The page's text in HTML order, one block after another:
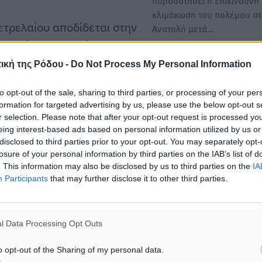
της Ρόδου - Do Not Process My Personal Information
opt-out of the sale, sharing to third parties, or processing of your
for targeted advertising by us, please use the below opt-out
selection. Please note that after your opt-out request is processed
interest-based ads based on personal information utilized by us
to third parties prior to your opt-out. You may separately
of your personal information by third parties on the IAB’s list of
This information may also be disclosed by us to third parties on the
Participants that may further disclose it to other third parties.
Data Processing Opt Outs
opt-out of the Sharing of my personal data.
αποδίδεται στην
καθώς οι
σύγκρουσης στην
παράγοντα στην
κλιμάκωση θα
προμήθειες
επίπεδα.
κλιμακωθεί
να συνεχίσουν την
αγορές ενέργειας και
λόγω των
τις τιμές του
στενά τις
κλιμάκωση του πολέμου
Ανατολή μετά…
Kυβέρνηση: Αυξημένη
μετά την επίθεση στο Ιράν
Αυξημένη είναι η
στην Αθήνα μετά την
Ιράν, με την κυβέρνηση…